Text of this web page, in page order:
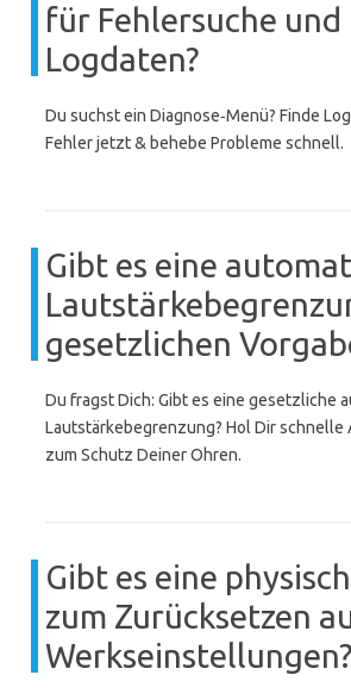
für Fehlersuche und
Logdaten?
Du suchst ein Diagnose‑Menü? Finde
Fehler jetzt & behebe Probleme schnell.
Gibt es eine
gesetzlichen
Du fragst Dich: Gibt es eine gesetzliche
Lautstärkebegrenzung? Hol Dir schnelle
zum Schutz Deiner Ohren.
Gibt es eine
zum Zurücksetzen
Werkseinstellungen?